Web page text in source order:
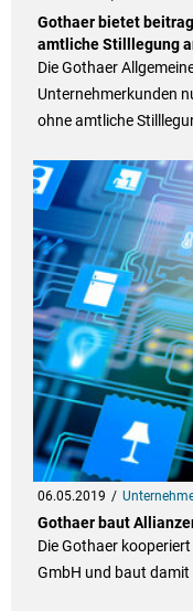
Gothaer bietet
amtliche Stilllegung
Die Gothaer
Unternehmerkunden
ohne amtliche
06.05.2019
Gothaer baut
Die Gothaer
GmbH und baut